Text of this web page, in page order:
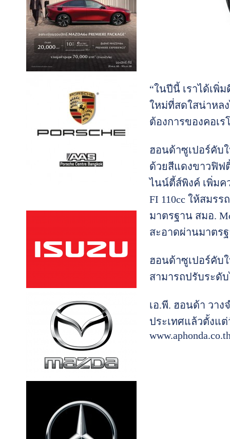
“ในปีนี้ เราได้เพิ่
ใหม่ที่สดใสน่าหล
ต้องการของคอเ
ฮอนด้าซูเปอร์คับ
ด้วยสีแดงขาวฟิฟ
ไนน์ตี้ส์พิงค์ เพิ่มค
FI 110cc ให้สมร
มาตรฐาน สมอ.
สะอาดผ่านมาตร
ฮอนด้าซูเปอร์คับ
สามารถปรับระดั
เอ.พี. ฮอนด้า วา
ประเทศแล้วตั้งแ